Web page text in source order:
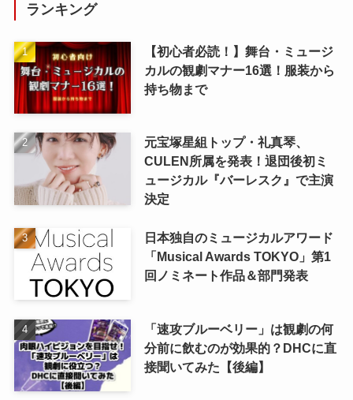
ランキング
【初心者必読！】舞台・ミュージ
カルの観劇マナー16選！服装から
持ち物まで
元宝塚星組トップ・礼真琴、
CULEN所属を発表！退団後初ミ
ュージカル『バーレスク』で主演
決定
日本独自のミュージカルアワード
「Musical Awards TOKYO」第1
回ノミネート作品＆部門発表
「速攻ブルーベリー」は観劇の何
分前に飲むのが効果的？DHCに直
接聞いてみた【後編】